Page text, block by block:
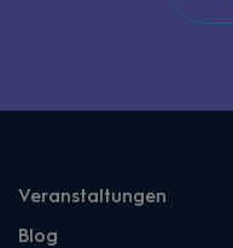
Veranstaltungen
Blog